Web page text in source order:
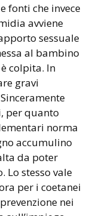
fonti che invece
avviene
sessuale
al bambino
colpita. In
gravi
per quanto
norma
accumulino
da poter
Lo stesso vale
per i coetanei
nei